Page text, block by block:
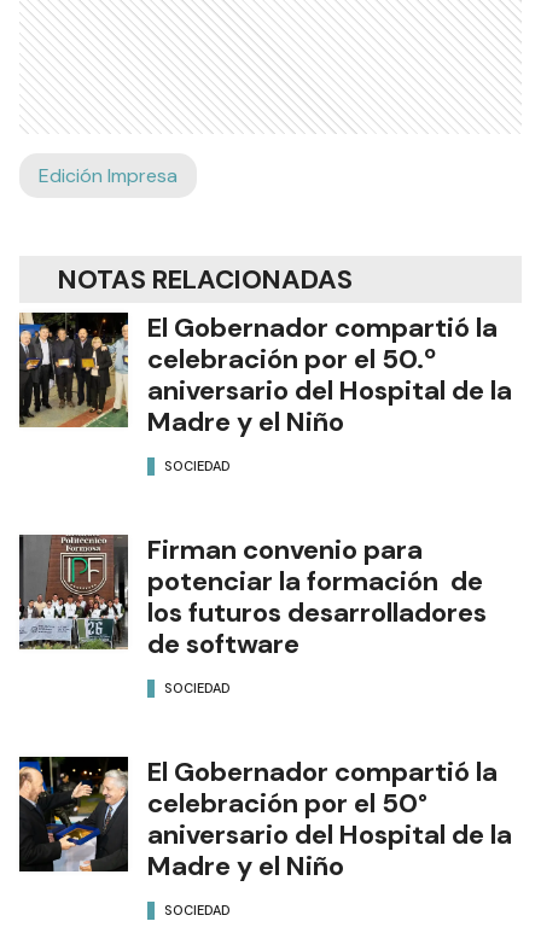
Edición Impresa
NOTAS RELACIONADAS
El Gobernador compartió la
celebración por el 50.º
aniversario del Hospital de la
Madre y el Niño
SOCIEDAD
Firman convenio para
potenciar la formación de
los futuros desarrolladores
de software
SOCIEDAD
El Gobernador compartió la
celebración por el 50°
aniversario del Hospital de la
Madre y el Niño
SOCIEDAD